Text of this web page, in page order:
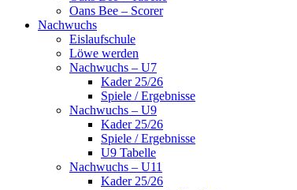
Oans Bee – Scorer
Nachwuchs
Eislaufschule
Löwe werden
Nachwuchs – U7
Kader 25/26
Spiele / Ergebnisse
Nachwuchs – U9
Kader 25/26
Spiele / Ergebnisse
U9 Tabelle
Nachwuchs – U11
Kader 25/26